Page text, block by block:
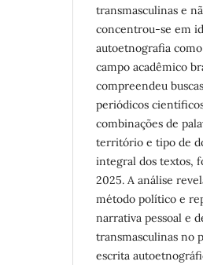
transmasculinas e
concentrou-se em
autoetnografia
campo acadêmico
compreendeu
periódicos
combinações de
território e tipo de
integral dos textos,
2025. A análise
método político e
narrativa pessoal e
transmasculinas no
escrita